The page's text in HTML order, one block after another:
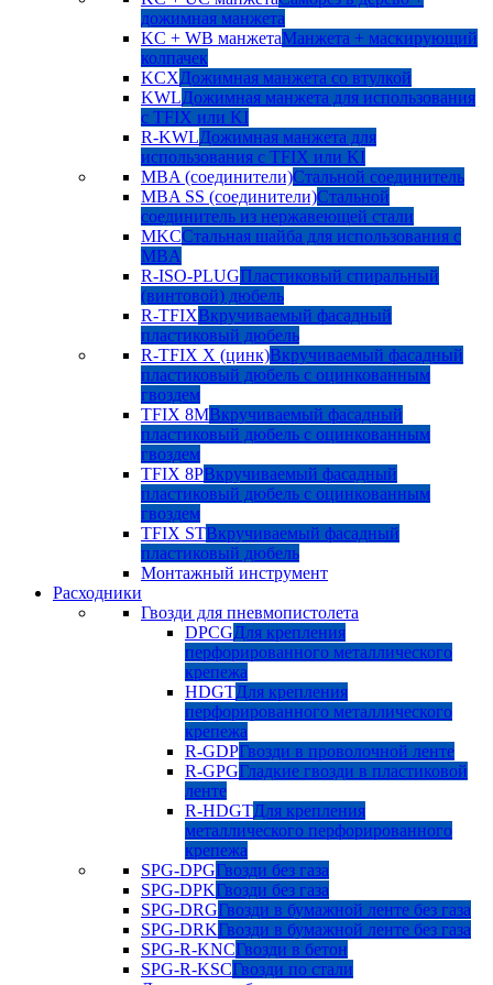
дожимная манжета
KC + WB манжетаМанжета + маскирующий
колпачек
KCXДожимная манжета со втулкой
KWLДожимная манжета для использования
с TFIX или KI
R-KWLДожимная манжета для
использования с TFIX или KI
MBA (соединители)Стальной соединитель
MBA SS (соединители)Стальной
соединитель из нержавеющей стали
MKCСтальная шайба для использования с
MBA
R-ISO-PLUGПластиковый спиральный
(винтовой) дюбель
R-TFIXВкручиваемый фасадный
пластиковый дюбель
R-TFIX X (цинк)Вкручиваемый фасадный
пластиковый дюбель с оцинкованным
гвоздем
TFIX 8MВкручиваемый фасадный
пластиковый дюбель с оцинкованным
гвоздем
TFIX 8PВкручиваемый фасадный
пластиковый дюбель с оцинкованным
гвоздем
TFIX STВкручиваемый фасадный
пластиковый дюбель
Монтажный инструмент
Расходники
Гвозди для пневмопистолета
DPCGДля крепления
перфорированного металлического
крепежа
HDGTДля крепления
перфорированного металлического
крепежа
R-GDPГвозди в проволочной ленте
R-GPGГладкие гвозди в пластиковой
ленте
R-HDGTДля крепления
металлического перфорированного
крепежа
SPG-DPGГвозди без газа
SPG-DPKГвозди без газа
SPG-DRGГвозди в бумажной ленте без газа
SPG-DRKГвозди в бумажной ленте без газа
SPG-R-KNCГвозди в бетон
SPG-R-KSCГвозди по стали